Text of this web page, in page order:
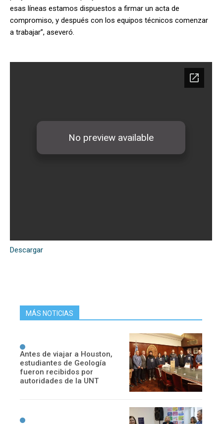
esas líneas estamos dispuestos a firmar un acta de
compromiso, y después con los equipos técnicos comenzar
a trabajar”, aseveró.
Descargar
MÁS NOTICIAS
Antes de viajar a Houston,
estudiantes de Geología
fueron recibidos por
autoridades de la UNT